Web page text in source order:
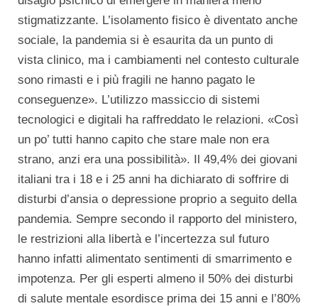
stigmatizzante. L’isolamento fisico è diventato anche
sociale, la pandemia si è esaurita da un punto di
vista clinico, ma i cambiamenti nel contesto culturale
sono rimasti e i più fragili ne hanno pagato le
conseguenze». L’utilizzo massiccio di sistemi
tecnologici e digitali ha raffreddato le relazioni. «Così
un po’ tutti hanno capito che stare male non era
strano, anzi era una possibilità». Il 49,4% dei giovani
italiani tra i 18 e i 25 anni ha dichiarato di soffrire di
disturbi d’ansia o depressione proprio a seguito della
pandemia. Sempre secondo il rapporto del ministero,
le restrizioni alla libertà e l’incertezza sul futuro
hanno infatti alimentato sentimenti di smarrimento e
impotenza. Per gli esperti almeno il 50% dei disturbi
di salute mentale esordisce prima dei 15 anni e l’80%